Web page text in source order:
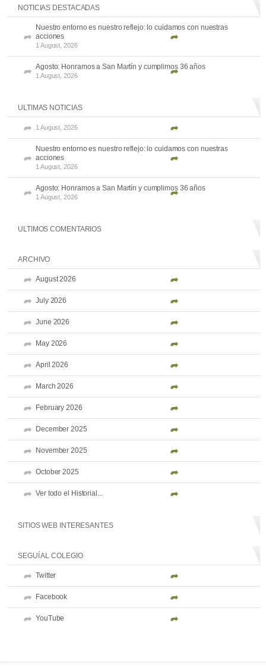
NOTICIAS DESTACADAS
Nuestro entorno es nuestro reflejo: lo cuidamos con nuestras
acciones
1 August, 2026
Agosto: Honramos a San Martín y cumplimos 36 años
1 August, 2026
ULTIMAS NOTICIAS
1 August, 2026
Nuestro entorno es nuestro reflejo: lo cuidamos con nuestras
acciones
1 August, 2026
Agosto: Honramos a San Martín y cumplimos 36 años
1 August, 2026
ULTIMOS COMENTARIOS
ARCHIVO
August 2026
July 2026
June 2026
May 2026
April 2026
March 2026
February 2026
December 2025
November 2025
October 2025
Ver todo el Historial...
SITIOS WEB INTERESANTES
SEGUÍ AL COLEGIO
Twitter
Facebook
YouTube